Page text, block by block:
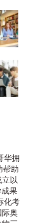
华拥
帮助
以
果
化考
奥